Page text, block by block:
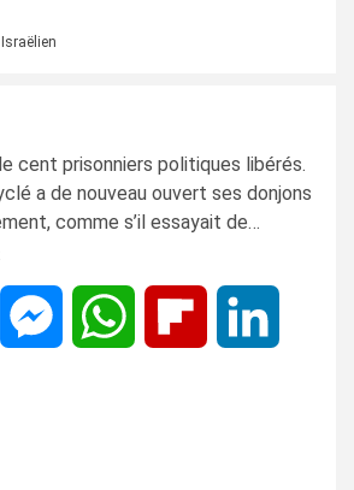
Israëlien
cent prisonniers politiques libérés.
a de nouveau ouvert ses donjons
comme s’il essayait de…
Twitter MessengerWhatsApp Flipboard